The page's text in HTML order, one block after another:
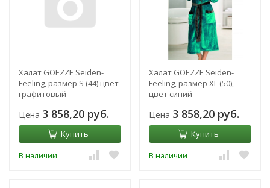
Халат GOEZZE Seiden-
Feeling, размер S (44) цвет
графитовый
Цена 3 858,20 руб.
Купить
В наличии
Халат GOEZZE Seiden-
Feeling, размер XL (50),
цвет синий
Цена 3 858,20 руб.
Купить
В наличии